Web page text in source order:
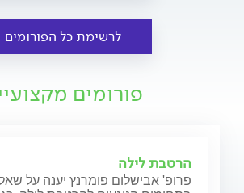
לרשימת כל הפורומים
פורומים
הרטבת לילה
פרופ' אבישלום פומרנץ יענה על